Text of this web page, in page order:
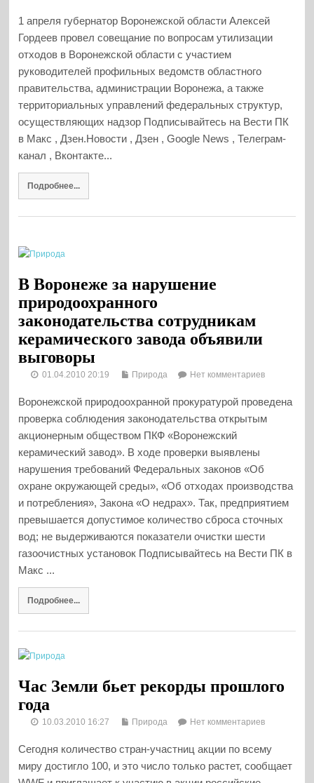
1 апреля губернатор Воронежской области Алексей
Гордеев провел совещание по вопросам утилизации
отходов в Воронежской области с участием
руководителей профильных ведомств областного
правительства, администрации Воронежа, а также
территориальных управлений федеральных структур,
осуществляющих надзор Подписывайтесь на Вести ПК
в Макс , Дзен.Новости , Дзен , Google News , Телеграм-
канал , Вконтакте...
Подробнее...
В Воронеже за нарушение
природоохранного
законодательства сотрудникам
керамического завода объявили
выговоры
01.04.2010 20:19 Природа Нет комментариев
Воронежской природоохранной прокуратурой проведена
проверка соблюдения законодательства открытым
акционерным обществом ПКФ «Воронежский
керамический завод». В ходе проверки выявлены
нарушения требований Федеральных законов «Об
охране окружающей среды», «Об отходах производства
и потребления», Закона «О недрах». Так, предприятием
превышается допустимое количество сброса сточных
вод; не выдерживаются показатели очистки шести
газоочистных установок Подписывайтесь на Вести ПК в
Макс ...
Подробнее...
Час Земли бьет рекорды прошлого
года
10.03.2010 16:27 Природа Нет комментариев
Сегодня количество стран-участниц акции по всему
миру достигло 100, и это число только растет, сообщает